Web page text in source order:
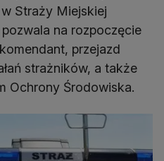
Straży Miejskiej
na rozpoczęcie
przejazd
strażników, a także
Ochrony Środowiska.